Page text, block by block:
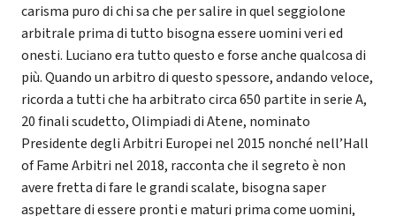
carisma puro di chi sa che per salire in quel seggiolone
arbitrale prima di tutto bisogna essere uomini veri ed
onesti. Luciano era tutto questo e forse anche qualcosa di
più. Quando un arbitro di questo spessore, andando veloce,
ricorda a tutti che ha arbitrato circa 650 partite in serie A,
20 finali scudetto, Olimpiadi di Atene, nominato
Presidente degli Arbitri Europei nel 2015 nonché nell’Hall
of Fame Arbitri nel 2018, racconta che il segreto è non
avere fretta di fare le grandi scalate, bisogna saper
aspettare di essere pronti e maturi prima come uomini,